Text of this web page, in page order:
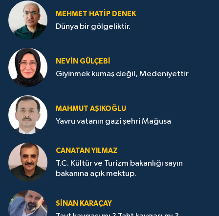
MEHMET HATİP DENEK
Dünya bir gölgeliktir.
NEVİN GÜLÇEBİ
Giyinmek kumaş değil, Medeniyettir
MAHMUT AŞIKOĞLU
Yavru vatanın gazi şehri Mağusa
CANATAN YILMAZ
T.C. Kültür ve Turizm bakanlığı sayın
bakanına açık mektup.
SİNAN KARAÇAY